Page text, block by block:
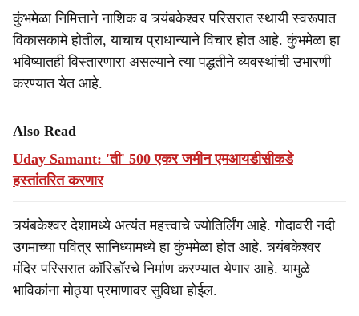
कुंभमेळा निमित्ताने नाशिक व त्र्यंबकेश्वर परिसरात स्थायी स्वरूपात
विकासकामे होतील, याचाच प्राधान्याने विचार होत आहे. कुंभमेळा हा
भविष्यातही विस्तारणारा असल्याने त्या पद्धतीने व्यवस्थांची उभारणी
करण्यात येत आहे.
Also Read
Uday Samant: 'ती' 500 एकर जमीन एमआयडीसीकडे
हस्तांतरित करणार
त्र्यंबकेश्वर देशामध्ये अत्यंत महत्त्वाचे ज्योतिर्लिंग आहे. गोदावरी नदी
उगमाच्या पवित्र सानिध्यामध्ये हा कुंभमेळा होत आहे. त्र्यंबकेश्वर
मंदिर परिसरात कॉरिडॉरचे निर्माण करण्यात येणार आहे. यामुळे
भाविकांना मोठ्या प्रमाणावर सुविधा होईल.